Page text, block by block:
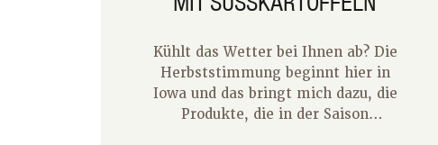
Kühlt das Wetter bei Ihnen ab? Die
Herbststimmung beginnt hier in
Iowa und das bringt mich dazu, die
Produkte, die in der Saison